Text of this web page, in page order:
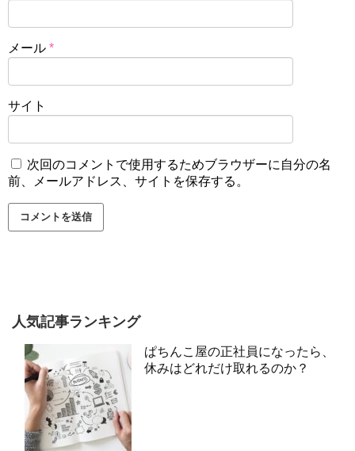
メール *
サイト
次回のコメントで使用するためブラウザーに自分の名
前、メールアドレス、サイトを保存する。
人気記事ランキング
ぱちんこ屋の正社員になったら、
休みはどれだけ取れるのか？